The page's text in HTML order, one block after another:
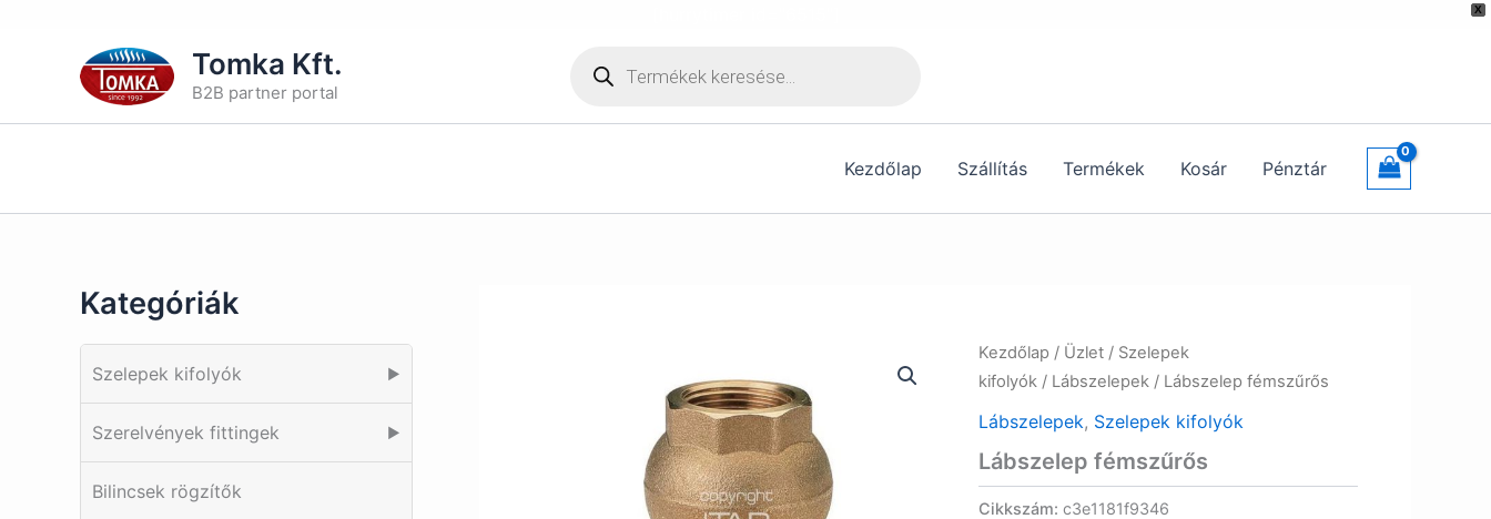
X
Tomka Kft.
B2B partner portal
search
Kezdőlap Szállítás Termékek Kosár Pénztár
Kategóriák
Szelepek kifolyók ▶
Szerelvények fittingek ▶
Bilincsek rögzítők
Kezdőlap / Üzlet/ Szelepek
kifolyók/ Lábszelepek/ Lábszelep fémszűrős
Lábszelepek, Szelepek kifolyók
Lábszelep fémszűrős
Cikkszám: c3e1181f9346